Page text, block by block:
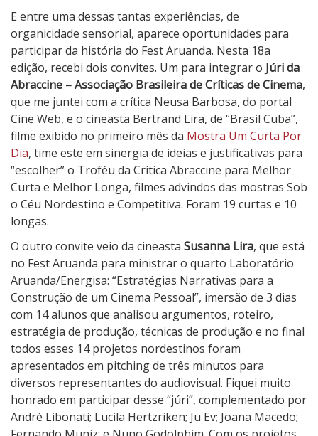
E entre uma dessas tantas experiências, de
organicidade sensorial, aparece oportunidades para
participar da história do Fest Aruanda. Nesta 18a
edição, recebi dois convites. Um para integrar o Júri da
Abraccine – Associação Brasileira de Críticas de Cinema,
que me juntei com a crítica Neusa Barbosa, do portal
Cine Web, e o cineasta Bertrand Lira, de “Brasil Cuba”,
filme exibido no primeiro mês da Mostra Um Curta Por
Dia, time este em sinergia de ideias e justificativas para
“escolher” o Troféu da Crítica Abraccine para Melhor
Curta e Melhor Longa, filmes advindos das mostras Sob
o Céu Nordestino e Competitiva. Foram 19 curtas e 10
longas.
O outro convite veio da cineasta Susanna Lira, que está
no Fest Aruanda para ministrar o quarto Laboratório
Aruanda/Energisa: “Estratégias Narrativas para a
Construção de um Cinema Pessoal”, imersão de 3 dias
com 14 alunos que analisou argumentos, roteiro,
estratégia de produção, técnicas de produção e no final
todos esses 14 projetos nordestinos foram
apresentados em pitching de três minutos para
diversos representantes do audiovisual. Fiquei muito
honrado em participar desse “júri”, complementado por
André Libonati; Lucila Hertzriken; Ju Ev; Joana Macedo;